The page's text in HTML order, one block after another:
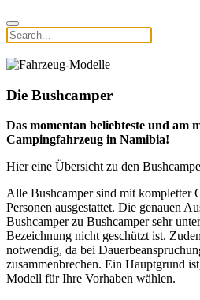
Die Bushcamper
Das momentan beliebteste und am
Campingfahrzeug in Namibia!
Hier eine Übersicht zu den
Alle Bushcamper sind mit kompletter
Personen ausgestattet. Die genauen
Bushcamper zu Bushcamper sehr
Bezeichnung nicht geschützt ist.
notwendig, da bei
zusammenbrechen. Ein Hauptgrund
Modell für Ihre Vorhaben wählen.